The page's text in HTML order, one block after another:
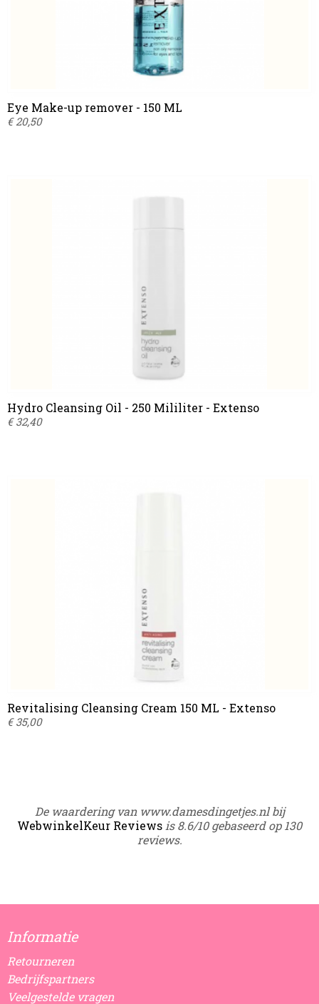
Eye Make-up remover - 150 ML
€ 20,50
Hydro Cleansing Oil - 250 Mililiter - Extenso
€ 32,40
Revitalising Cleansing Cream 150 ML - Extenso
€ 35,00
De waardering van www.damesdingetjes.nl bij
WebwinkelKeur Reviews is 8.6/10 gebaseerd op 130
reviews.
Informatie
Retourneren
Bedrijfspartners
Veelgestelde vragen